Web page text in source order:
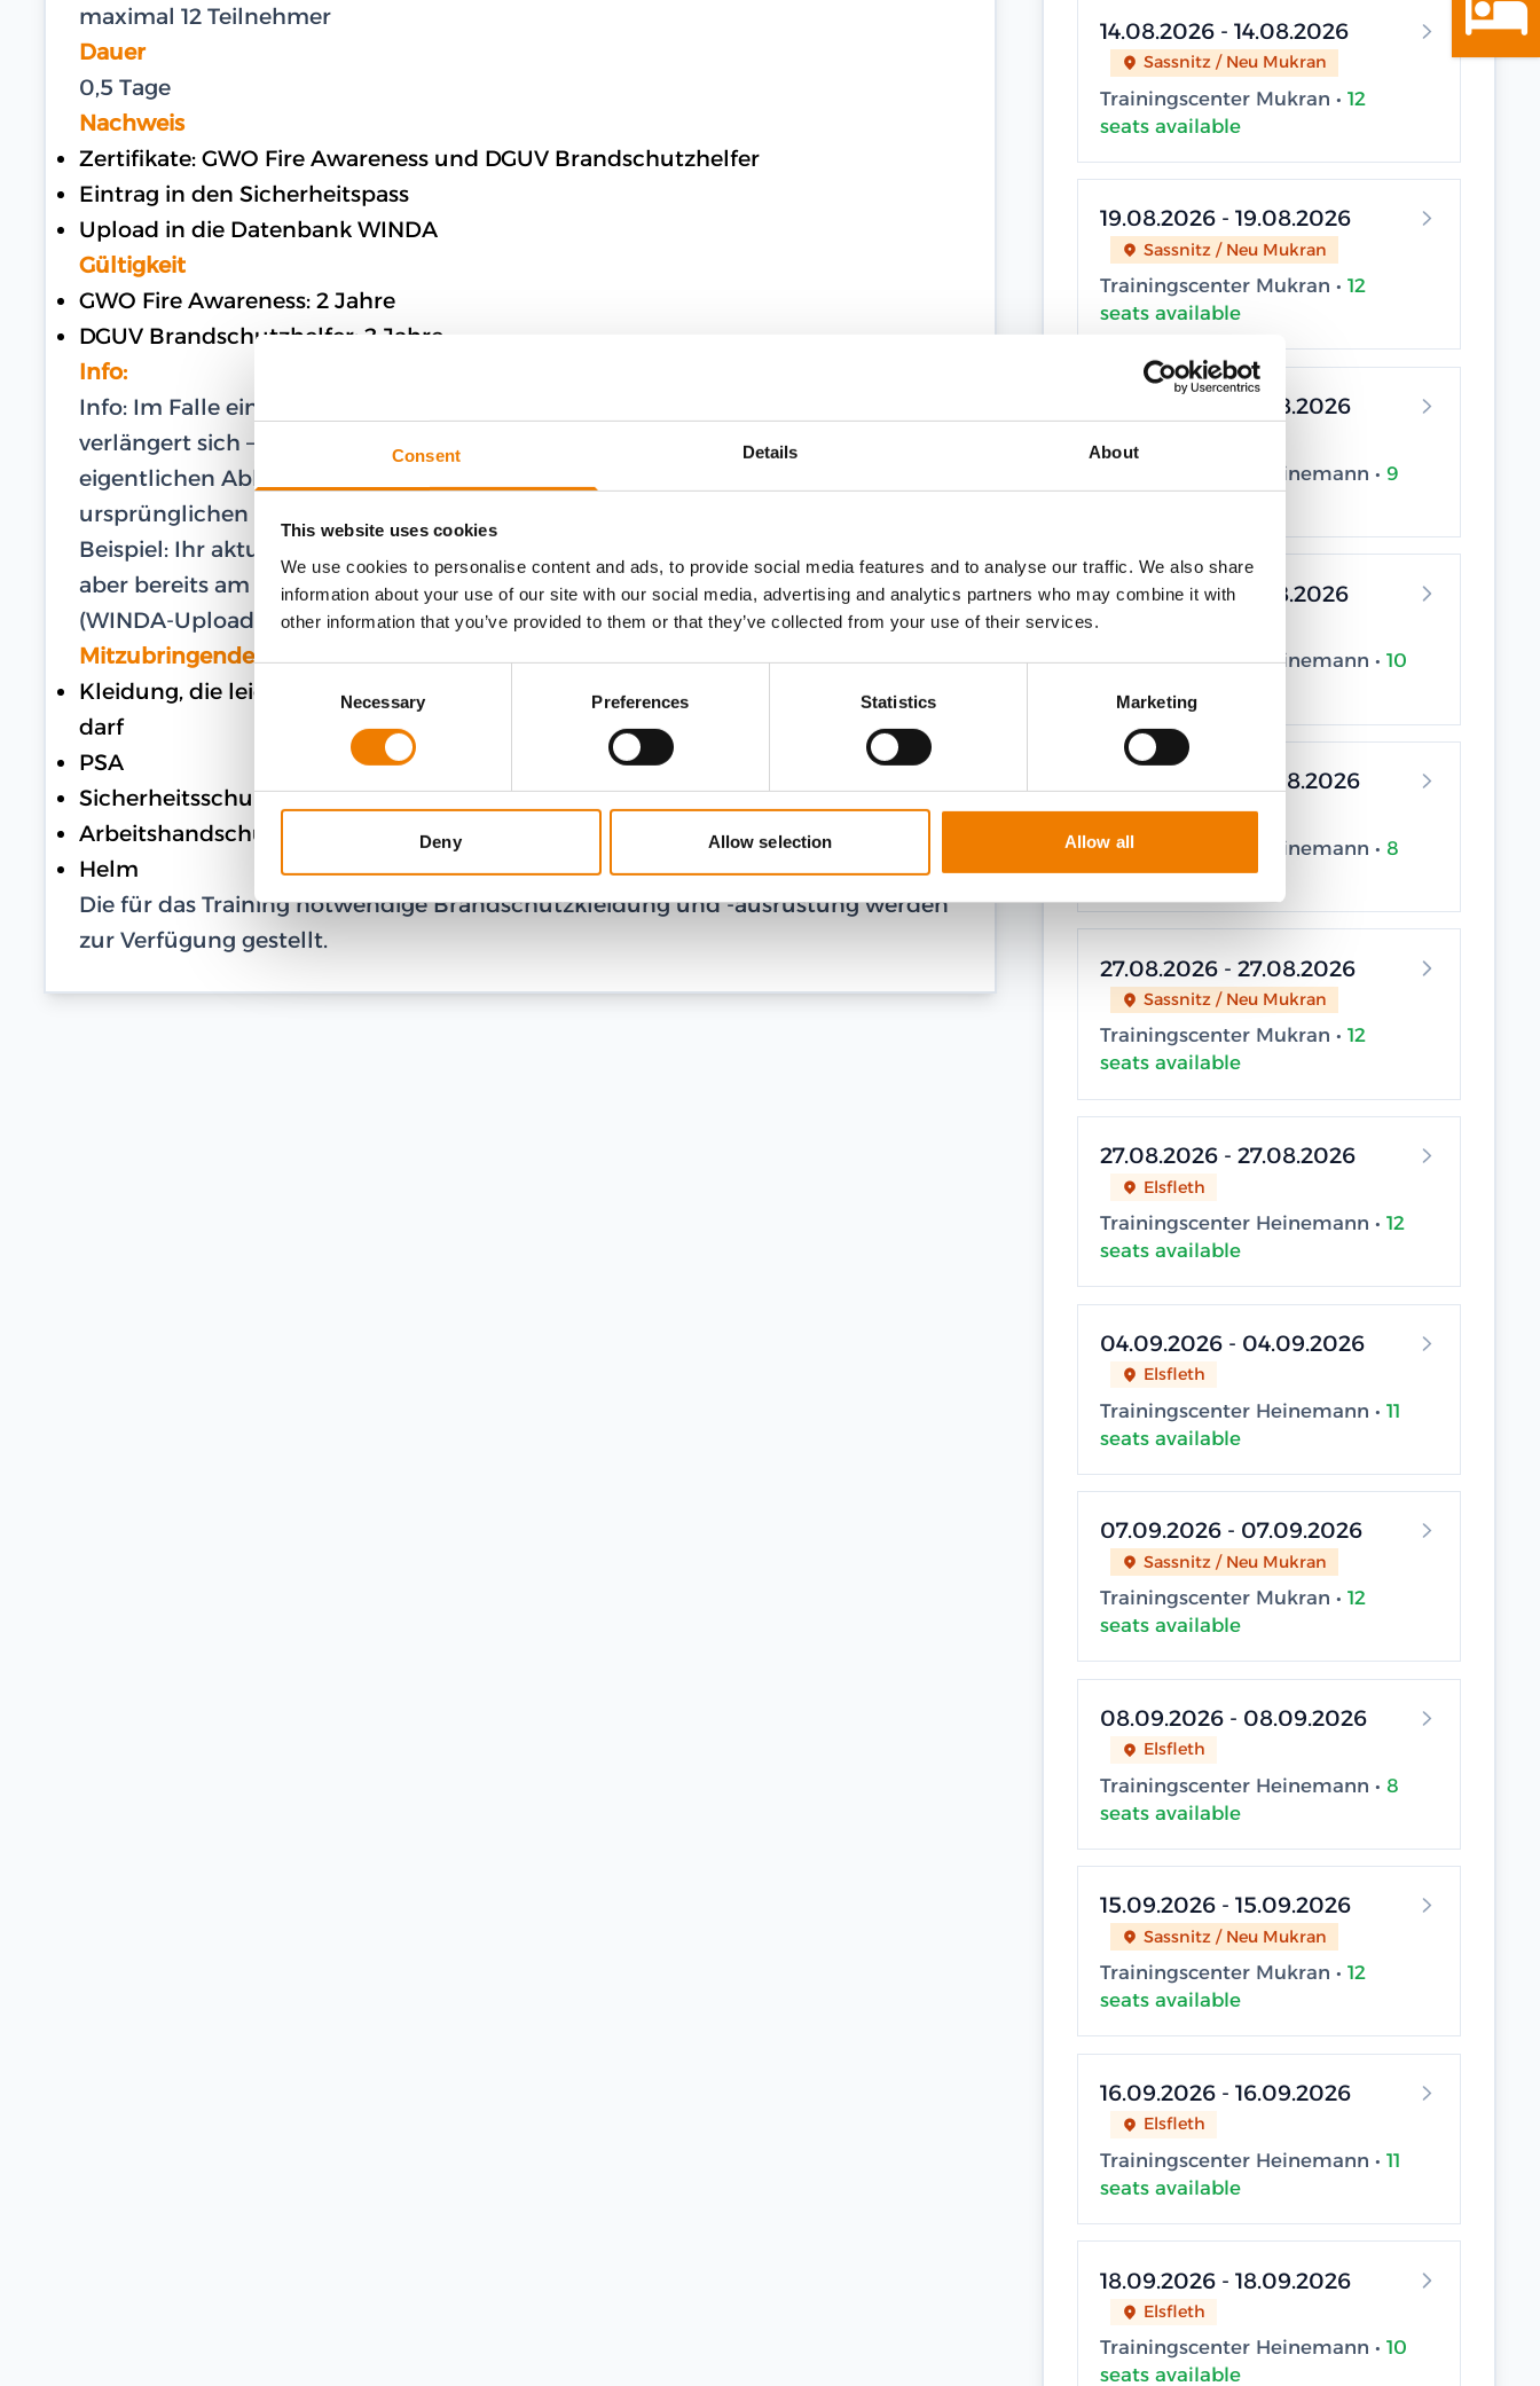
Consent Details About
This website uses cookies
We use cookies to personalise content and ads, to provide social media features and to analyse our traffic. We also share
information about your use of our site with our social media, advertising and analytics partners who may combine it with
other information that you’ve provided to them or that they’ve collected from your use of their services.
Necessary Preferences Statistics Marketing
Deny Allow selection Allow all
maximal 12 Teilnehmer
Dauer
0,5 Tage
Nachweis
Zertifikate: GWO Fire Awareness und DGUV Brandschutzhelfer
Eintrag in den Sicherheitspass
Upload in die Datenbank WINDA
Gültigkeit
GWO Fire Awareness: 2 Jahre
DGUV Brandschutzhelfer: 2 Jahre
Info:
Info: Im Falle eines gültigen WINDA-Uploads im jeweiligen GWO-Modul,
verlängert sich – im Falle einer Teilnahme von bis zu zwei Monaten vor dem
eigentlichen Ablaufdatum – die Gültigkeit von zwei Jahren ab dem
ursprünglichen Ablaufdatum.
Beispiel: Ihr aktuelles und gültiges Zertifikat läuft am 16.03.2024 ab, Sie nehmen
aber bereits am 27.02.2024 am Training teil, so verlängert sich Ihr Zertifikat
(WINDA-Upload) bis zum 16.03.2026.
Mitzubringende Ausrüstung
Kleidung, die leichte Verunreinigungen unter der Feuerschutzkleidung erhalten
darf
PSA
Sicherheitsschuhe
Arbeitshandschuhe
Helm
Die für das Training notwendige Brandschutzkleidung und -ausrüstung werden
zur Verfügung gestellt.
14.08.2026 - 14.08.2026
Sassnitz / Neu Mukran
Trainingscenter Mukran • 12
seats available
19.08.2026 - 19.08.2026
Sassnitz / Neu Mukran
Trainingscenter Mukran • 12
seats available
19.08.2026 - 19.08.2026
Trainingscenter Heinemann • 9
21.08.2026 - 21.08.2026
Trainingscenter Heinemann • 10
26.08.2026 - 26.08.2026
Elsfleth
Trainingscenter Heinemann • 8
seats available
27.08.2026 - 27.08.2026
Sassnitz / Neu Mukran
Trainingscenter Mukran • 12
seats available
27.08.2026 - 27.08.2026
Elsfleth
Trainingscenter Heinemann • 12
seats available
04.09.2026 - 04.09.2026
Elsfleth
Trainingscenter Heinemann • 11
seats available
07.09.2026 - 07.09.2026
Sassnitz / Neu Mukran
Trainingscenter Mukran • 12
seats available
08.09.2026 - 08.09.2026
Elsfleth
Trainingscenter Heinemann • 8
seats available
15.09.2026 - 15.09.2026
Sassnitz / Neu Mukran
Trainingscenter Mukran • 12
seats available
16.09.2026 - 16.09.2026
Elsfleth
Trainingscenter Heinemann • 11
seats available
18.09.2026 - 18.09.2026
Elsfleth
Trainingscenter Heinemann • 10
seats available